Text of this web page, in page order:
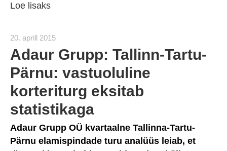
Loe lisaks
20. aprill 2015
Adaur Grupp: Tallinn-Tartu-
Pärnu: vastuoluline
korteriturg eksitab
statistikaga
Adaur Grupp OÜ kvartaalne Tallinna-Tartu-
Pärnu elamispindade turu analüüs leiab, et